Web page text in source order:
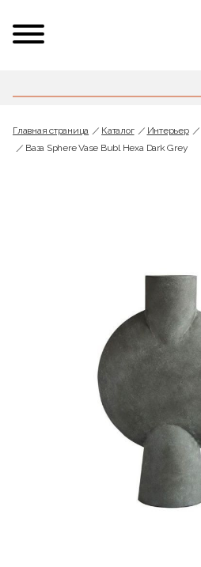
Главная страница Каталог Интерьер
Ваза Sphere Vase Bubl Hexa Dark Grey